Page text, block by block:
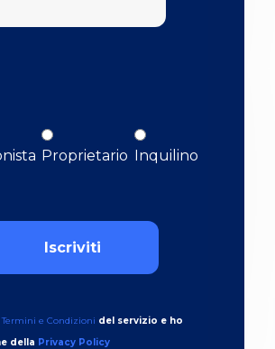
Proprietario Inquilino
Termini e Condizioni del servizio e ho
della Privacy Policy